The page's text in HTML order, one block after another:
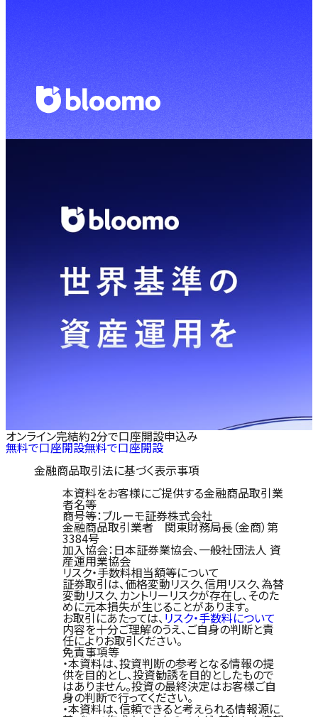
オンライン完結約2分で口座開設申込み
無料で口座開設無料で口座開設
金融商品取引法に基づく表示事項
本資料をお客様にご提供する金融商品取引業
者名等
商号等：ブルーモ証券株式会社
金融商品取引業者 関東財務局長（金商）第
3384号
加入協会：日本証券業協会、一般社団法人 資
産運用業協会
リスク・手数料相当額等について
証券取引は、価格変動リスク、信用リスク、為替
変動リスク、カントリーリスクが存在し、そのた
めに元本損失が生じることがあります。
お取引にあたっては、リスク・手数料について
内容を十分ご理解のうえ、ご自身の判断と責
任によりお取引ください。
免責事項等
・本資料は、投資判断の参考となる情報の提
供を目的とし、投資勧誘を目的としたもので
はありません。投資の最終決定はお客様ご自
身の判断で行ってください。
・本資料は、信頼できると考えられる情報源に